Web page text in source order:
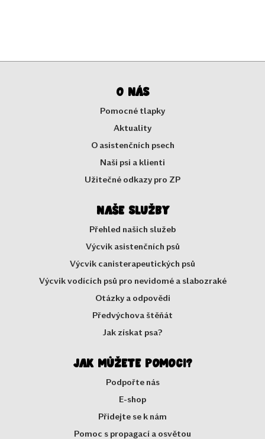
O nás
Pomocné tlapky
Aktuality
O asistenčních psech
Naši psi a klienti
Užitečné odkazy pro ZP
Naše služby
Přehled našich služeb
Výcvik asistenčních psů
Výcvik canisterapeutických psů
Výcvik vodících psů pro nevidomé a slabozraké
Otázky a odpovědi
Předvýchova štěňát
Jak získat psa?
Jak můžete pomoci?
Podpořte nás
E-shop
Přidejte se k nám
Pomoc s propagací a osvětou